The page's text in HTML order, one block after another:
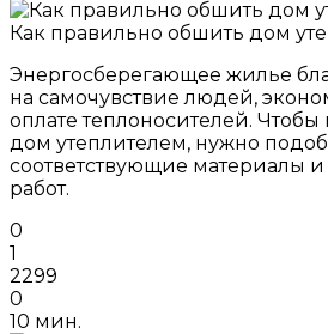
Как правильно обшить дом
Энергосберегающее жилье
на самочувствие людей,
оплате теплоносителей.
дом утеплителем, нужно
соответствующие материалы и
работ.
0
1
2299
0
10 мин.